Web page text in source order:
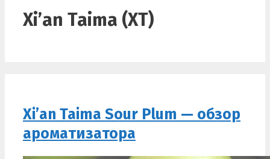
Xi’an Taima (XT)
Xi’an Taima Sour Plum — обзор
ароматизатора